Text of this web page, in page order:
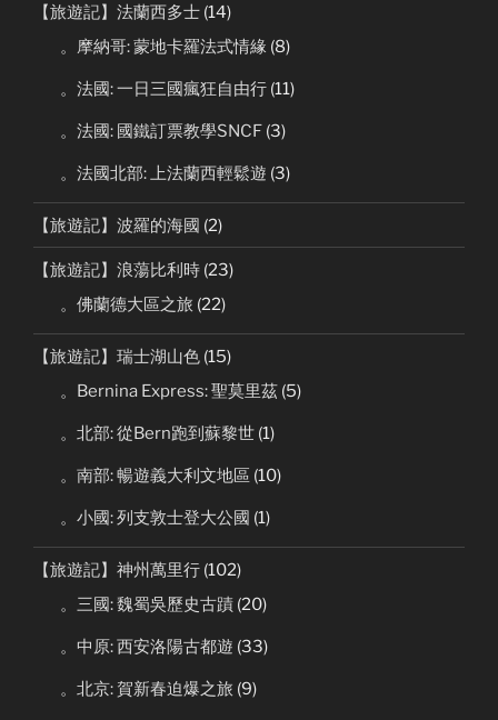
【旅遊記】法蘭西多士 (14)
。摩納哥: 蒙地卡羅法式情緣 (8)
。法國: 一日三國瘋狂自由行 (11)
。法國: 國鐵訂票教學SNCF (3)
。法國北部: 上法蘭西輕鬆遊 (3)
【旅遊記】波羅的海國 (2)
【旅遊記】浪蕩比利時 (23)
。佛蘭德大區之旅 (22)
【旅遊記】瑞士湖山色 (15)
。Bernina Express: 聖莫里茲 (5)
。北部: 從Bern跑到蘇黎世 (1)
。南部: 暢遊義大利文地區 (10)
。小國: 列支敦士登大公國 (1)
【旅遊記】神州萬里行 (102)
。三國: 魏蜀吳歷史古蹟 (20)
。中原: 西安洛陽古都遊 (33)
。北京: 賀新春迫爆之旅 (9)